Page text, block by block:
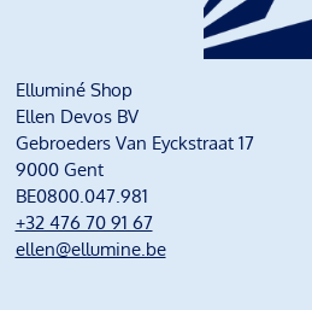
Elluminé Shop
Ellen Devos BV
Gebroeders Van Eyckstraat 17
9000 Gent
BE0800.047.981
+32 476 70 91 67
ellen@ellumine.be